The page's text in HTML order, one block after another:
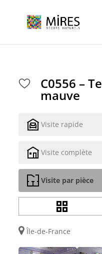
C0556 –
mauve
Visite rapide
Visite complète
Visite par pièce
Île-de-France